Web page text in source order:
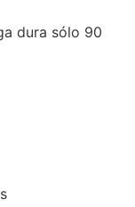
dura sólo 90